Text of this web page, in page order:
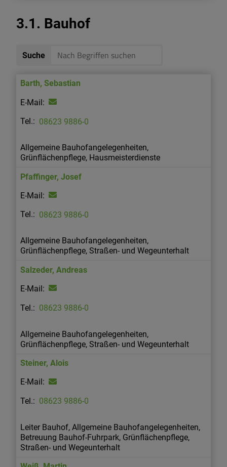
3.1. Bauhof
Suche
Barth, Sebastian
08623 9886-0
Allgemeine Bauhofangelegenheiten,
Grünflächenpflege, Hausmeisterdienste
Pfaffinger, Josef
08623 9886-0
Allgemeine Bauhofangelegenheiten,
Grünflächenpflege, Straßen- und Wegeunterhalt
Salzeder, Andreas
08623 9886-0
Allgemeine Bauhofangelegenheiten,
Grünflächenpflege, Straßen- und Wegeunterhalt
Steiner, Alois
08623 9886-0
Leiter Bauhof, Allgemeine Bauhofangelegenheiten,
Betreuung Bauhof-Fuhrpark, Grünflächenpflege,
Straßen- und Wegeunterhalt